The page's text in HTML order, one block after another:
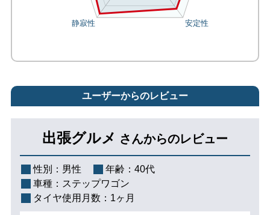
ユーザーからのレビュー
出張グルメ さんからのレビュー
性別： 男性 年齢： 40代
車種： ステップワゴン
タイヤ使用月数： 1ヶ月